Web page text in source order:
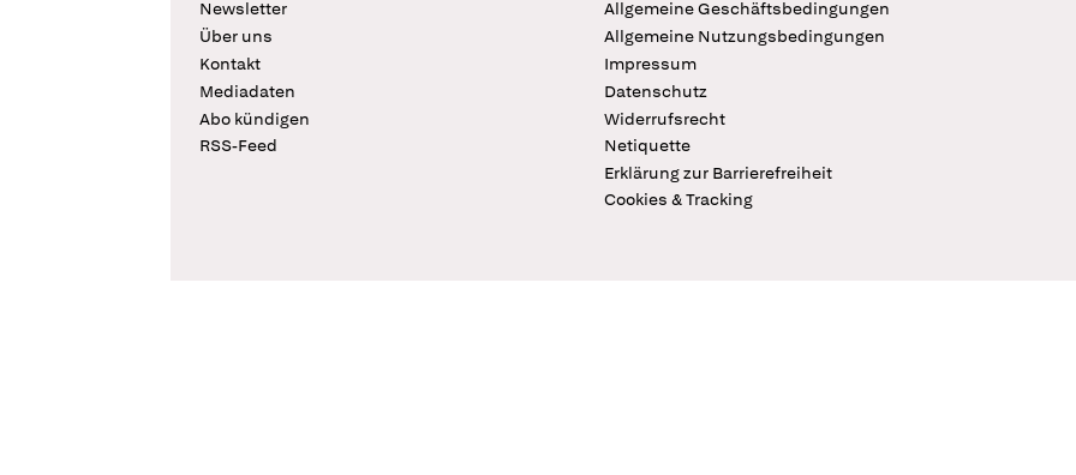
Newsletter
Über uns
Kontakt
Mediadaten
Abo kündigen
RSS-Feed
Allgemeine Geschäftsbedingungen
Allgemeine Nutzungsbedingungen
Impressum
Datenschutz
Widerrufsrecht
Netiquette
Erklärung zur Barrierefreiheit
Cookies & Tracking